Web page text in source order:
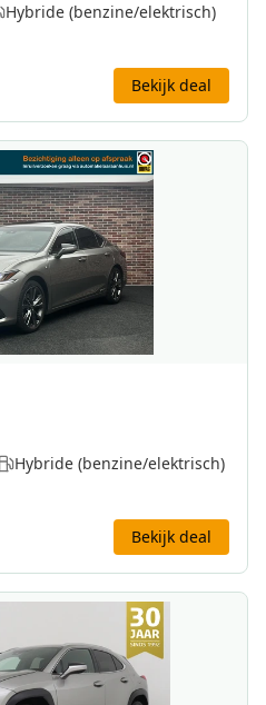
Hybride (benzine/elektrisch)
Bekijk deal
Hybride (benzine/elektrisch)
Bekijk deal